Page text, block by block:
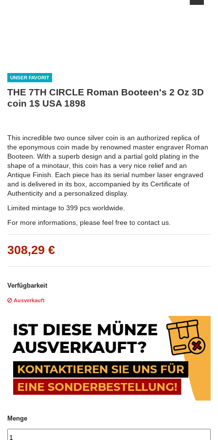
UNSER FAVORIT
THE 7TH CIRCLE Roman Booteen's 2 Oz 3D
coin 1$ USA 1898
This incredible two ounce silver coin is an authorized replica of
the eponymous coin made by renowned master engraver Roman
Booteen. With a superb design and a partial gold plating in the
shape of a minotaur, this coin has a very nice relief and an
Antique Finish. Each piece has its serial number laser engraved
and is delivered in its box, accompanied by its Certificate of
Authenticity and a personalized display.
Limited mintage to 399 pcs worldwide.
For more informations, please feel free to contact us.
308,29 €
Verfügbarkeit
Ausverkauft
Menge